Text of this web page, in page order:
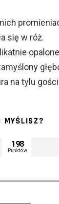
się w róż.
na tylu
MYŚLISZ?
198
Punktów